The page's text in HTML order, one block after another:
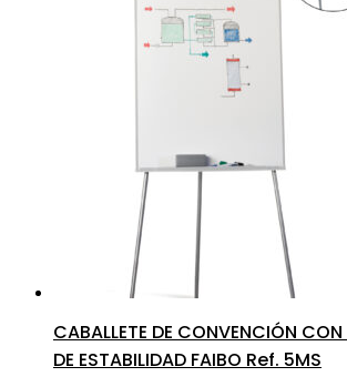
CABALLETE DE CONVENCIÓN CON
DE ESTABILIDAD FAIBO Ref. 5MS